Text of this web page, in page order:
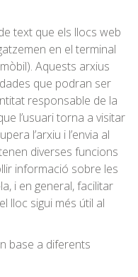
text que els llocs web
en el terminal
Aquests arxius
que podran ser
responsable de la
l’usuari torna a visitar
l’arxiu i l’envia al
diverses funcions
informació sobre les
i en general, facilitar
lloc sigui més útil al
base a diferents